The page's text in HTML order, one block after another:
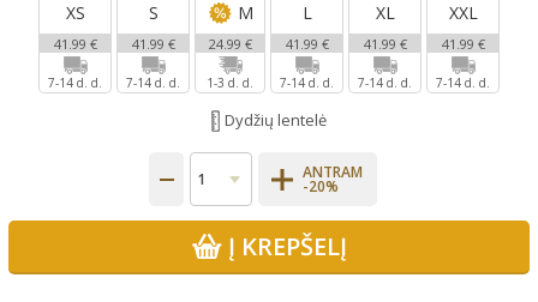
XS
41.99 €
7-14 d. d.
S
41.99 €
7-14 d. d.
M
24.99 €
1-3 d. d.
L
41.99 €
7-14 d. d.
XL
41.99 €
7-14 d. d.
XXL
41.99 €
7-14 d. d.
Dydžių lentelė
ANTRAM
-20%
Į KREPŠELĮ